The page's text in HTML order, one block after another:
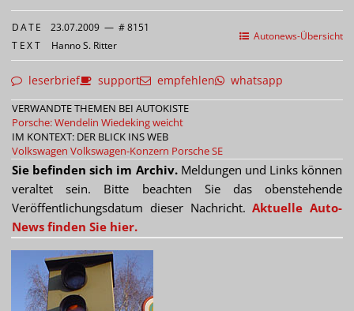
Autonews-Übersicht
DATE 23.07.2009 — # 8151
TEXT Hanno S. Ritter
leserbrief support empfehlen whatsapp
VERWANDTE THEMEN BEI AUTOKISTE
Porsche: Wendelin Wiedeking weicht
IM KONTEXT: DER BLICK INS WEB
Volkswagen Volkswagen-Konzern Porsche SE
Sie befinden sich im Archiv.Meldungen und Links können
veraltet sein. Bitte beachten Sie das obenstehende
Veröffentlichungsdatum dieser Nachricht.Aktuelle Auto-
News finden Sie hier.